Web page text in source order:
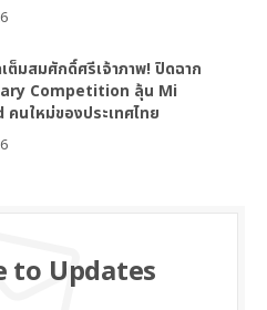
ต็มสมศักดิ์ศรีเจ้าภาพ! ปิดฉาก
Competition ลุ้น Mi
นใหม่ของประเทศไทย
to Updates